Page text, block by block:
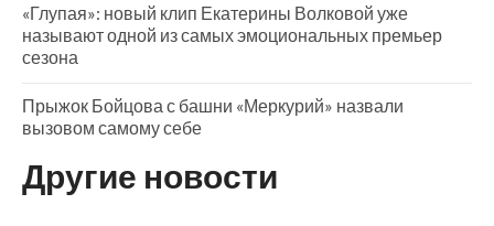
«Глупая»: новый клип Екатерины Волковой уже
называют одной из самых эмоциональных премьер
сезона
Прыжок Бойцова с башни «Меркурий» назвали
вызовом самому себе
Другие новости